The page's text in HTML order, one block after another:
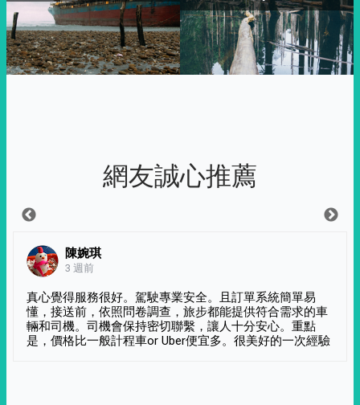
網友誠心推薦
陳婉琪
3 週前
真心覺得服務很好。駕駛專業安全。且訂單系統簡單易
懂，接送前，依照問卷調查，旅步都能提供符合需求的車
輛和司機。司機會保持密切聯繫，讓人十分安心。重點
是，價格比一般計程車or Uber便宜多。很美好的一次經驗